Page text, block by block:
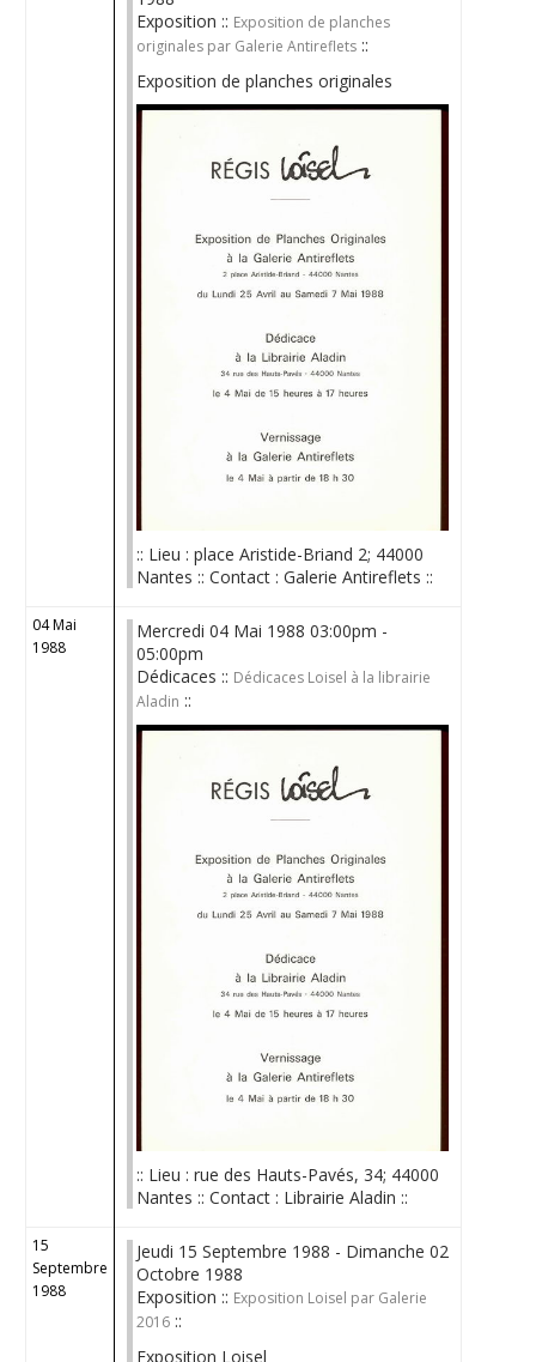
Exposition :: Exposition de planches
originales par Galerie Antireflets ::
Exposition de planches originales
:: Lieu : place Aristide-Briand 2; 44000
Nantes :: Contact : Galerie Antireflets ::
04 Mai
1988
Mercredi 04 Mai 1988 03:00pm -
05:00pm
Dédicaces :: Dédicaces Loisel à la librairie
Aladin ::
:: Lieu : rue des Hauts-Pavés, 34; 44000
Nantes :: Contact : Librairie Aladin ::
15
Septembre
1988
Jeudi 15 Septembre 1988 - Dimanche 02
Octobre 1988
Exposition :: Exposition Loisel par Galerie
2016 ::
Exposition Loisel